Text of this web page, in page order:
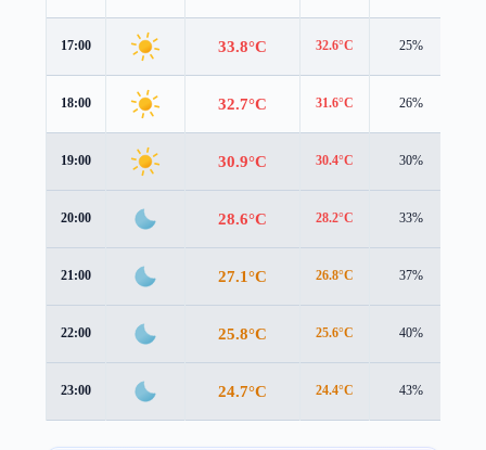
17:00 33.8°C 32.6°C 25%
18:00 32.7°C 31.6°C 26%
19:00 30.9°C 30.4°C 30%
20:00 28.6°C 28.2°C 33%
21:00 27.1°C 26.8°C 37%
22:00 25.8°C 25.6°C 40%
23:00 24.7°C 24.4°C 43%